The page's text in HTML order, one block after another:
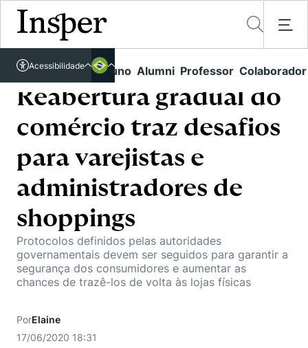
Links rápidos Aluno Alumni Professor Colaborador
Acessibilidade
Acessível em libras
Pós-Graduação
Educação Executiva
Busca por Áreas de Conhecimento
Campus
Student Life
Núcleo de Carreiras
Hub de Inovação e Empreendedorismo
Prêmio Duda Ermírio de Moraes
Como funciona
Women in Action
Trabalhe conosco
Comunidade Transforme
Missão
Projetos Sociais
Lista de doadores
Pesquisa
Pesquisa no Insper
Centros de Conhecimento
Cátedras
Biblioteca Telles
Conteúdos
Carreiras e Cursos
Eventos
Notícias
Unidades Acadêmicas
Gestão e Economia
Engenharia e Ciência da Computação
Direito
Corpo Docente
Busca por docentes
Fale Conosco
Reabertura gradual do
comércio traz desafios
para varejistas e
administradores de
shoppings
Protocolos definidos pelas autoridades
governamentais devem ser seguidos para garantir a
segurança dos consumidores e aumentar as
chances de trazê-los de volta às lojas físicas
PorElaine
17/06/2020 18:31